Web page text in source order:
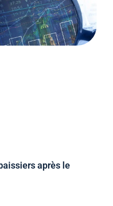
après le